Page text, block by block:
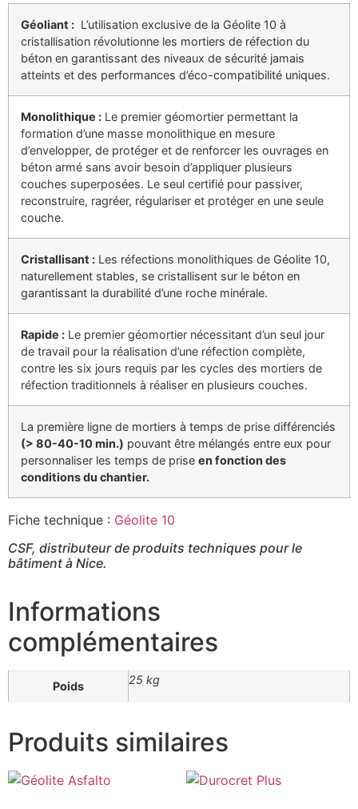
Géoliant : L’utilisation exclusive de la Géolite 10 à
cristallisation révolutionne les mortiers de réfection du
béton en garantissant des niveaux de sécurité jamais
atteints et des performances d’éco-compatibilité uniques.
Monolithique : Le premier géomortier permettant la
formation d’une masse monolithique en mesure
d’envelopper, de protéger et de renforcer les ouvrages en
béton armé sans avoir besoin d’appliquer plusieurs
couches superposées. Le seul certifié pour passiver,
reconstruire, ragréer, régulariser et protéger en une seule
couche.
Cristallisant : Les réfections monolithiques de Géolite 10,
naturellement stables, se cristallisent sur le béton en
garantissant la durabilité d’une roche minérale.
Rapide : Le premier géomortier nécessitant d’un seul jour
de travail pour la réalisation d’une réfection complète,
contre les six jours requis par les cycles des mortiers de
réfection traditionnels à réaliser en plusieurs couches.
La première ligne de mortiers à temps de prise différenciés
(> 80-40-10 min.) pouvant être mélangés entre eux pour
personnaliser les temps de prise en fonction des
conditions du chantier.
Fiche technique : Géolite 10
CSF, distributeur de produits techniques pour le
bâtiment à Nice.
Informations
complémentaires
Poids 25 kg
Produits similaires